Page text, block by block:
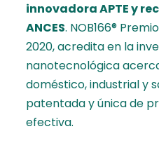
innovadoraAPTEy
ANCES. NOB166®
2020, acredita en la
nanotecnológica
doméstico, industrial y
patentada y única de
efectiva.